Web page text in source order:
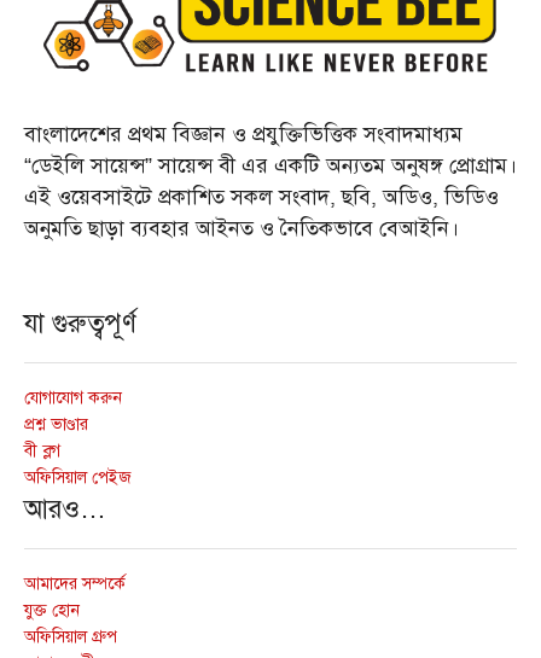
বাংলাদেশের প্রথম বিজ্ঞান ও প্রযুক্তিভিত্তিক সংবাদমাধ্যম
“ডেইলি সায়েন্স” সায়েন্স বী এর একটি অন্যতম অনুষঙ্গ প্রোগ্রাম।
এই ওয়েবসাইটে প্রকাশিত সকল সংবাদ, ছবি, অডিও, ভিডিও
অনুমতি ছাড়া ব্যবহার আইনত ও নৈতিকভাবে বেআইনি।
যা গুরুত্বপূর্ণ
যোগাযোগ করুন
প্রশ্ন ভাণ্ডার
বী ব্লগ
অফিসিয়াল পেইজ
আরও…
আমাদের সম্পর্কে
যুক্ত হোন
অফিসিয়াল গ্রুপ